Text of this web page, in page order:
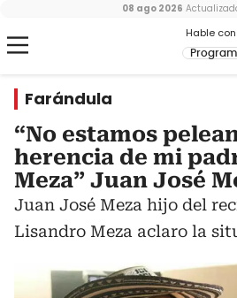
Hable
08 ago 2026
Farándula
“No estamos
herencia de mi
Meza” Juan José
Juan José Meza hijo del
Lisandro Meza aclaro la